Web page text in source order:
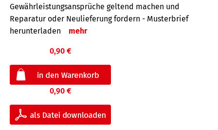
Gewährleistungsansprüche geltend machen und
Reparatur oder Neulieferung fordern - Musterbrief
herunterladen
mehr
0,90 €
0,90 €